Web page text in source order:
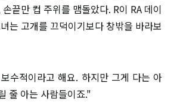
끝만 컵 주위를 맴돌았다. R이 RA 데이
는 고개를 끄덕이기보다 창밖을 바라보
수적이라고 해요. 하지만 그게 다는 아
줄 아는 사람들이죠."